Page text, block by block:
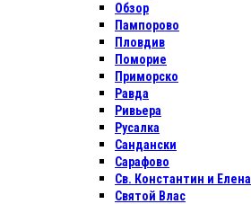
Обзор
Пампорово
Пловдив
Поморие
Приморско
Равда
Ривьера
Русалка
Сандански
Сарафово
Св. Константин и Елена
Святой Влас